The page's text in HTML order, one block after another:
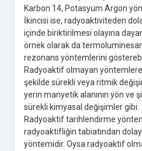
Karbon 14, Potasyum Argon
İkincisi ise, radyoaktiviteden
içinde biriktirilmesi olayına
örnek olarak da
rezonans yöntemlerini
Radyoaktif olmayan
şekilde sürekli veya ritmik
yerin manyetik alanının yön ve
sürekli kimyasal değişimler gibi.
Radyoaktif tarihlendirme
radyoaktifliğin tabiatından
yöntemidir. Oysa radyoaktif